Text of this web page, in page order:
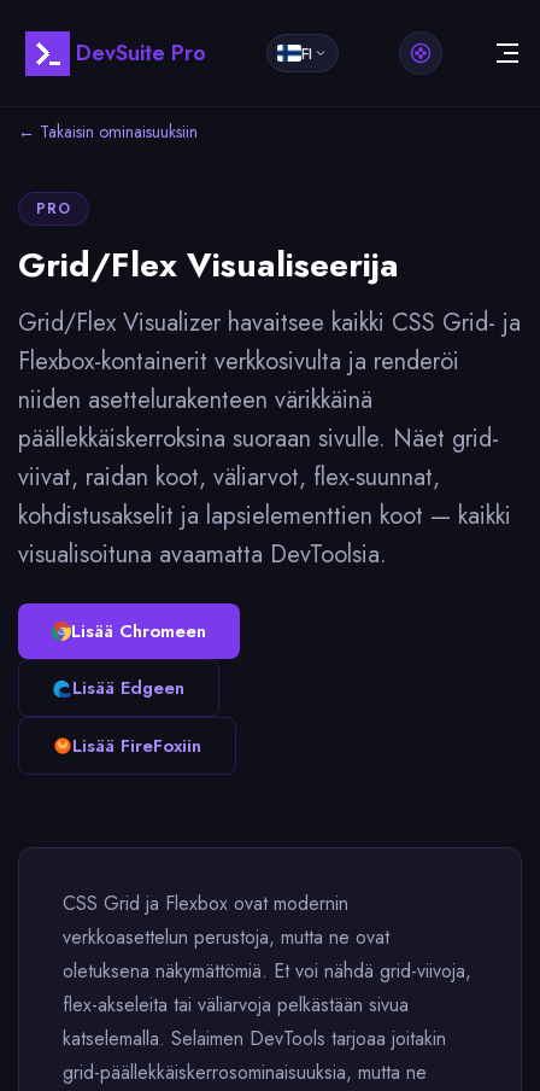
DevSuite Pro FI
← Takaisin ominaisuuksiin
PRO
Grid/Flex Visualiseerija
Grid/Flex Visualizer havaitsee kaikki CSS Grid- ja
Flexbox-kontainerit verkkosivulta ja renderöi
niiden asettelurakenteen värikkäinä
päällekkäiskerroksina suoraan sivulle. Näet grid-
viivat, raidan koot, väliarvot, flex-suunnat,
kohdistusakselit ja lapsielementtien koot — kaikki
visualisoituna avaamatta DevToolsia.
Lisää Chromeen
Lisää Edgeen
Lisää FireFoxiin
CSS Grid ja Flexbox ovat modernin
verkkoasettelun perustoja, mutta ne ovat
oletuksena näkymättömiä. Et voi nähdä grid-viivoja,
flex-akseleita tai väliarvoja pelkästään sivua
katselemalla. Selaimen DevTools tarjoaa joitakin
grid-päällekkäiskerrosominaisuuksia, mutta ne